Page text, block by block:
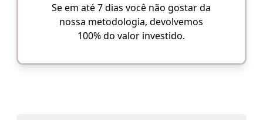
Se em até 7 dias você não gostar da
nossa metodologia, devolvemos
100% do valor investido.